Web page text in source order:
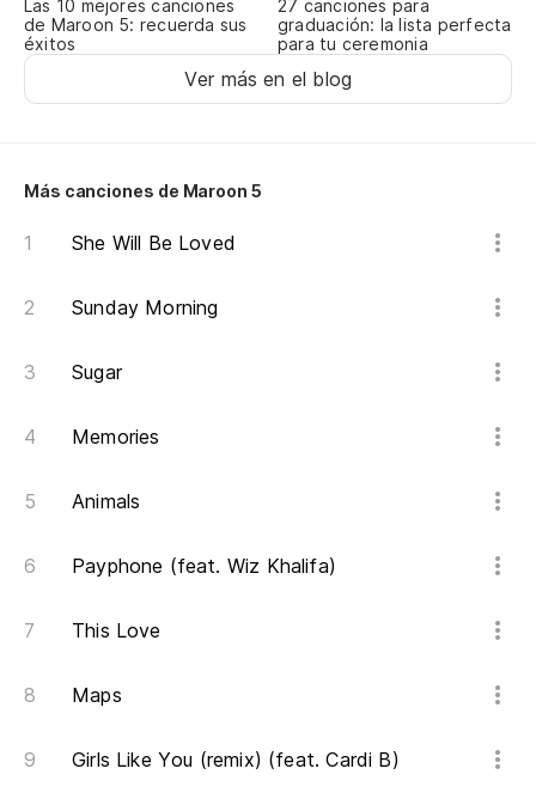
Las 10 mejores canciones
de Maroon 5: recuerda sus
éxitos
27 canciones para
graduación: la lista perfecta
para tu ceremonia
Ver más en el blog
Más canciones de Maroon 5
She Will Be Loved
Sunday Morning
Sugar
Memories
Animals
Payphone (feat. Wiz Khalifa)
This Love
Maps
Girls Like You (remix) (feat. Cardi B)